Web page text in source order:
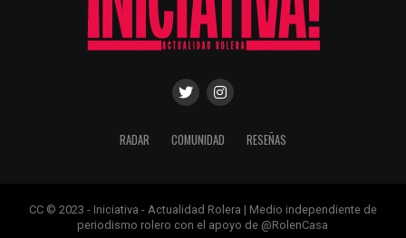
RADAR COMUNIDAD RESEÑAS
CC © 2023 - Iniciativa - Actualidad Rolera | Medio independiente de
periodismo rolero con el apoyo de @RolenCasa